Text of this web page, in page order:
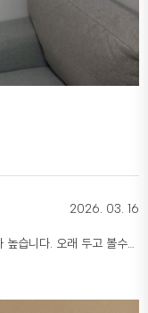
2026. 03. 16
습니다. 오래 두고 볼수록